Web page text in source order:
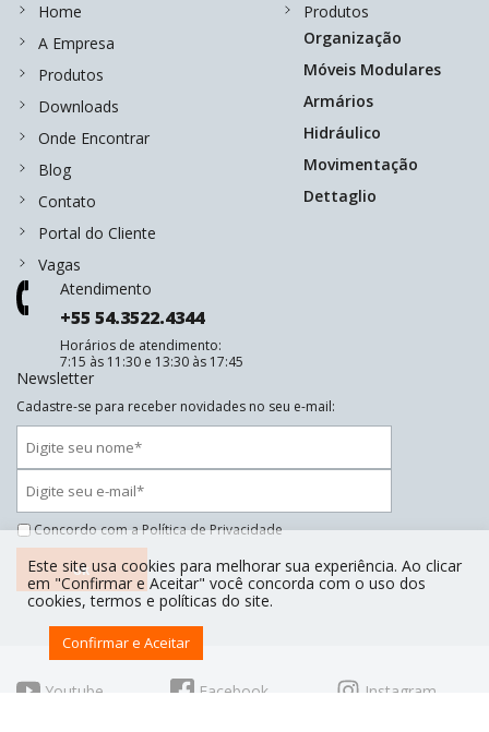
Home
A Empresa
Produtos
Downloads
Onde Encontrar
Blog
Contato
Portal do Cliente
Vagas
Produtos
Organização
Móveis Modulares
Armários
Hidráulico
Movimentação
Dettaglio
Atendimento
+55 54.3522.4344
Horários de atendimento:
7:15 às 11:30 e 13:30 às 17:45
Newsletter
Cadastre-se para receber novidades no seu e-mail:
Concordo com aPolítica de Privacidade
ok
Youtube Facebook
Instagram
Este site usa cookies para melhorar sua experiência. Ao clicar
em "Confirmar e Aceitar" você concorda com o uso dos
cookies, termos e políticas do site.
Confirmar e Aceitar